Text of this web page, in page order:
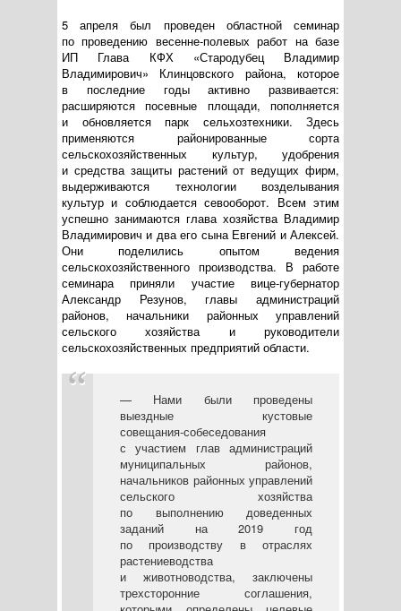
5 апреля был проведен областной семинар
по проведению весенне-полевыхработ на базе
ИП Глава КФХ «Стародубец Владимир
Владимирович» Клинцовского района, которое
в последние годы активно развивается:
расширяются посевные площади, пополняется
и обновляется парк сельхозтехники. Здесь
применяются районированные сорта
сельскохозяйственных культур, удобрения
и средства защиты растений от ведущих фирм,
выдерживаются технологии возделывания
культур и соблюдается севооборот. Всем этим
успешно занимаются глава хозяйства Владимир
Владимирович и два его сына Евгений и Алексей.
Они поделились опытом ведения
сельскохозяйственного производства. В работе
семинара приняли участие вице-губернатор
Александр Резунов, главы администраций
районов, начальники районных управлений
сельского хозяйства и руководители
сельскохозяйственных предприятий области.
— Нами были проведены
выездные кустовые
совещания-собеседования
с участием глав администраций
муниципальных районов,
начальников районных управлений
сельского хозяйства
по выполнению доведенных
заданий на 2019 год
по производству в отраслях
растениеводства
и животноводства, заключены
трехсторонние соглашения,